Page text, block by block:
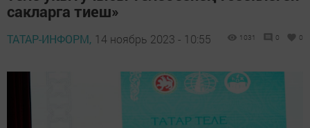
сакларга тиеш»
ТАТАР-ИНФОРМ, 14 ноябрь 2023 - 10:55 1031 0 0